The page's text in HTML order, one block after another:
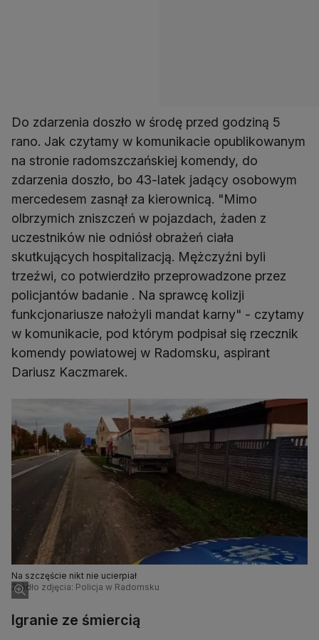
Do zdarzenia doszło w środę przed godziną 5
rano. Jak czytamy w komunikacie opublikowanym
na stronie radomszczańskiej komendy, do
zdarzenia doszło, bo 43-latek jadący osobowym
mercedesem zasnął za kierownicą. "Mimo
olbrzymich zniszczeń w pojazdach, żaden z
uczestników nie odniósł obrażeń ciała
skutkujących hospitalizacją. Mężczyźni byli
trzeźwi, co potwierdziło przeprowadzone przez
policjantów badanie . Na sprawcę kolizji
funkcjonariusze nałożyli mandat karny" - czytamy
w komunikacie, pod którym podpisał się rzecznik
komendy powiatowej w Radomsku, aspirant
Dariusz Kaczmarek.
Na szczęście nikt nie ucierpiał
Źródło zdjęcia: Policja w Radomsku
Igranie ze śmiercią